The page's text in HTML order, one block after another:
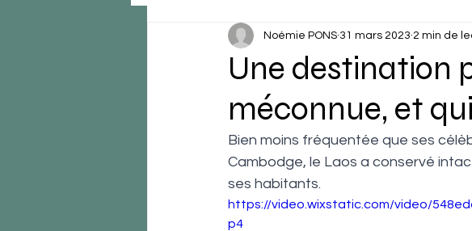
Une destination
méconnue, et
Noémie PONS 31 mars 2023 2 min de
Bien moins fréquentée que ses
Cambodge, le Laos a conservé
ses habitants.
https://video.wixstatic.com/video/
p4